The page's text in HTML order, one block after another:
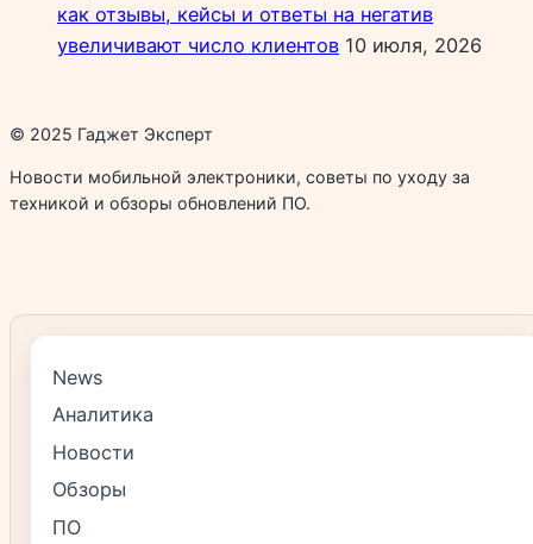
как отзывы, кейсы и ответы на негатив
увеличивают число клиентов 10 июля, 2026
© 2025 Гаджет Эксперт
Новости мобильной электроники, советы по уходу за
техникой и обзоры обновлений ПО.
News
Аналитика
Новости
Обзоры
ПО